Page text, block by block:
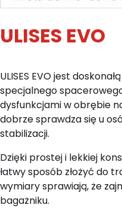
ULISES EVO
ULISES EVO jest
specjalnego
dysfunkcjami w obrębie
dobrze sprawdza się u
stabilizacji.
Dzięki prostej i lekkiej
łatwy sposób złożyć do
wymiary sprawiają, że
bagażniku.